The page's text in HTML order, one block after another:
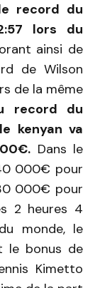
record du
lors du
ainsi de
de Wilson
de la même
record du
kenyan va
Dans le
000€ pour
000€ pour
2 heures 4
monde, le
le bonus de
Kimetto